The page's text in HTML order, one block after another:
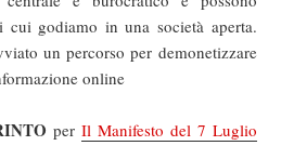
godiamo in una società aperta.
un percorso per demonetizzare
online
per Il Manifesto del 7 Luglio